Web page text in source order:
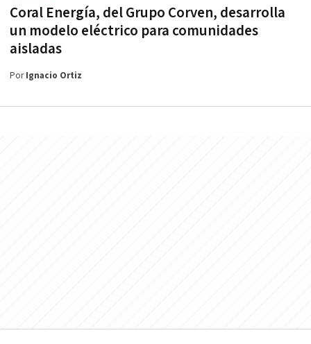
Coral Energía, del Grupo Corven, desarrolla
un modelo eléctrico para comunidades
aisladas
PorIgnacio Ortiz